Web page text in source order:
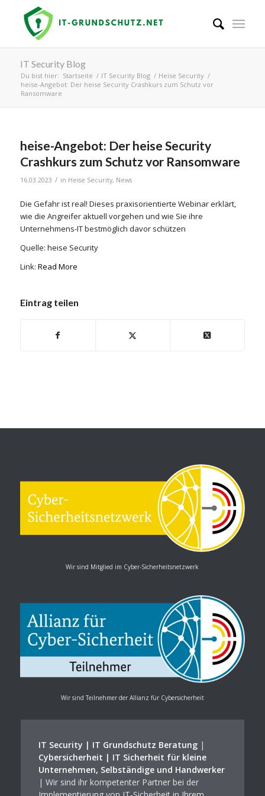
IT Security Blog
Du bist hier: Startseite / IT Security Blog / Heise Security /
heise-Angebot: Der heise Security Crashkurs zum Schutz vor
Ransomware
heise-Angebot: Der heise Security
Crashkurs zum Schutz vor Ransomware
16.03.2023 / in Heise Security, News
Die Gefahr ist real! Dieses praxisorientierte Webinar erklärt,
wie die Angreifer aktuell vorgehen und wie Sie ihre
Unternehmens-IT bestmöglich davor schützen
Quelle: heise Security
Link: Read More
Eintrag teilen
Wir sind Mitglied im Cyber-Sicherheitsnetzwerk
Wir sind Teilnehmer der Allianz für Cybersicherheit
IT Security | IT Grundschutz Beratung|
Cybersicherheit | IT Sicherheit für kleine
Unternehmen, Selbständige und Handwerker
| Wir sind ihr kompetenter Partner bei der